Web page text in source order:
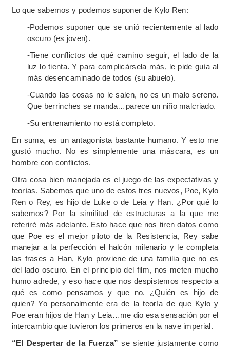
Lo que sabemos y podemos suponer de Kylo Ren:
-Podemos suponer que se unió recientemente al lado
oscuro (es joven).
-Tiene conflictos de qué camino seguir, el lado de la
luz lo tienta. Y para complicársela más, le pide guía al
más desencaminado de todos (su abuelo).
-Cuando las cosas no le salen, no es un malo sereno.
Que berrinches se manda…parece un niño malcriado.
-Su entrenamiento no está completo.
En suma, es un antagonista bastante humano. Y esto me
gustó mucho. No es simplemente una máscara, es un
hombre con conflictos.
Otra cosa bien manejada es el juego de las expectativas y
teorías. Sabemos que uno de estos tres nuevos, Poe, Kylo
Ren o Rey, es hijo de Luke o de Leia y Han. ¿Por qué lo
sabemos? Por la similitud de estructuras a la que me
referiré más adelante. Esto hace que nos tiren datos como
que Poe es el mejor piloto de la Resistencia, Rey sabe
manejar a la perfección el halcón milenario y le completa
las frases a Han, Kylo proviene de una familia que no es
del lado oscuro. En el principio del film, nos meten mucho
humo adrede, y eso hace que nos despistemos respecto a
qué es como pensamos y que no. ¿Quién es hijo de
quien? Yo personalmente era de la teoría de que Kylo y
Poe eran hijos de Han y Leia…me dio esa sensación por el
intercambio que tuvieron los primeros en la nave imperial.
“El Despertar de la Fuerza” se siente justamente como